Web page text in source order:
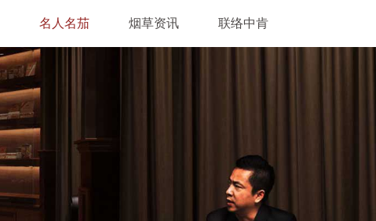
名人名茄 烟草资讯 联络中肯